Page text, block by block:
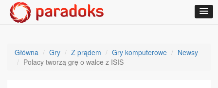
Główna Gry Z prądem Gry komputerowe
Newsy
Polacy tworzą grę o walce z ISIS